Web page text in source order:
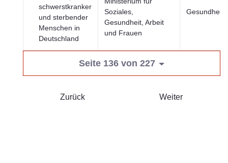
schwerstkranker
und sterbender
Menschen in
Deutschland
Soziales,
Gesundheit, Arbeit
und Frauen
Gesundheit
Seite 136 von 227
Zurück Weiter